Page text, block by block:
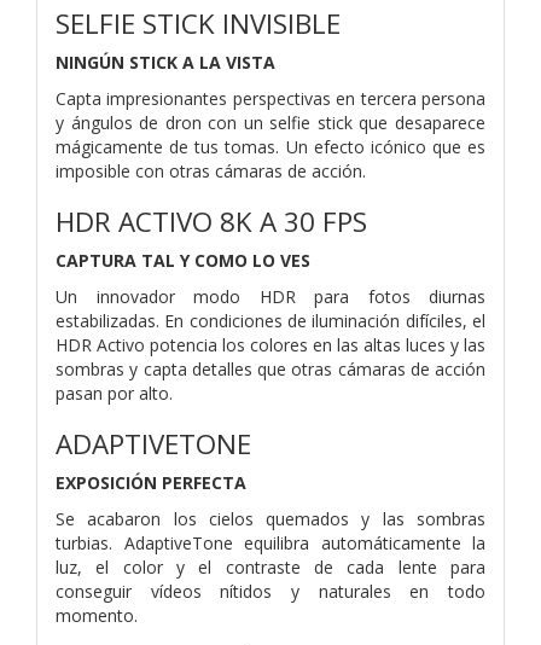
SELFIE STICK INVISIBLE
NINGÚN STICK A LA VISTA
Capta impresionantes perspectivas en tercera persona
y ángulos de dron con un selfie stick que desaparece
mágicamente de tus tomas. Un efecto icónico que es
imposible con otras cámaras de acción.
HDR ACTIVO 8K A 30 FPS
CAPTURA TAL Y COMO LO VES
Un innovador modo HDR para fotos diurnas
estabilizadas. En condiciones de iluminación difíciles, el
HDR Activo potencia los colores en las altas luces y las
sombras y capta detalles que otras cámaras de acción
pasan por alto.
ADAPTIVETONE
EXPOSICIÓN PERFECTA
Se acabaron los cielos quemados y las sombras
turbias. AdaptiveTone equilibra automáticamente la
luz, el color y el contraste de cada lente para
conseguir vídeos nítidos y naturales en todo
momento.